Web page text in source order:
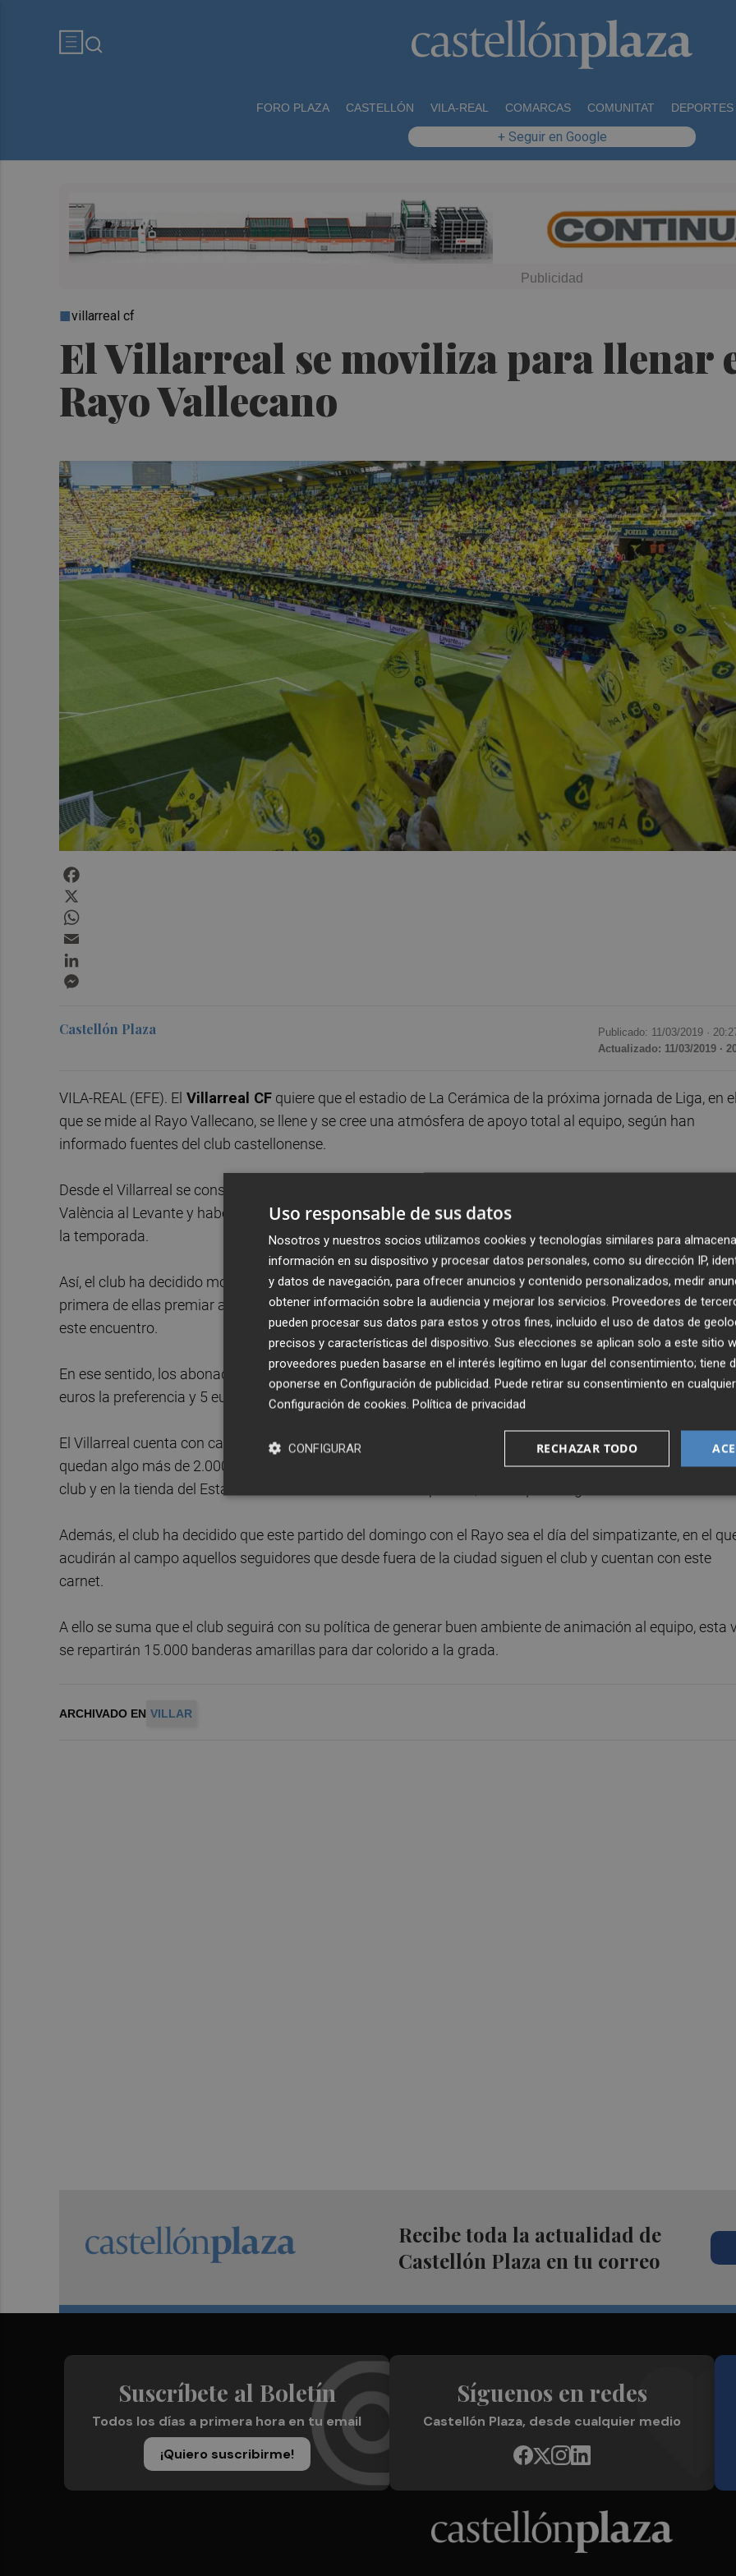
FORO PLAZA CASTELLÓN VILA-REAL COMARCAS COMUNITAT DEPORTES
+ Seguir en Google
El Villarreal se moviliza para llenar
Rayo Vallecano
villarreal cf
Castellón Plaza Publicado: 11/03/2019 ·
Actualizado: 11/03/2019 ·
VILA-REAL (EFE). El Villarreal CF quiere que el estadio de La Cerámica de la próxima jornada de Liga, en el
que se mide al Rayo Vallecano, se llene y se cree una atmósfera de apoyo total al equipo, según han
informado fuentes del club castellonense.
Desde el Villarreal se considera que el partido ante el Rayo es vital después de vencer en el Ciutat de
València al Levante y haber abandonado la zona de descenso para dar el impulso definitivo al equipo y
la temporada.
Así, el club ha decidido movilizarse para poder llenar el campo y ha puesto en marcha varias iniciativas, la
primera de ellas premiar a los aficionados para que estos puedan comprar entradas a precio reducido
este encuentro.
En ese sentido, los abonados VIP Oro y Plata podrán comprar entradas a un precio de 15 euros la tribuna,
euros la preferencia y 5 euros al grada general.
El Villarreal cuenta con casi 19.000 abonados para un aforo de algo más de 21.000 asientos, con lo que
quedan algo más de 2.000 entradas para los aficionados que deseen retirarlas en las tiendas oficiales del
club y en la tienda del Estadio de la Cerámica en el día del partido, hasta que se agoten.
Además, el club ha decidido que este partido del domingo con el Rayo sea el día del simpatizante, en el
acudirán al campo aquellos seguidores que desde fuera de la ciudad siguen el club y cuentan con este
carnet.
A ello se suma que el club seguirá con su política de generar buen ambiente de animación al equipo, esta
se repartirán 15.000 banderas amarillas para dar colorido a la grada.
ARCHIVADO EN VILLAR
Recibe toda la actualidad de
Castellón Plaza en tu correo
Suscríbete al Boletín
Todos los días a primera hora en tu email
¡Quiero suscribirme!
Síguenos en redes
Castellón Plaza, desde cualquier medio
Uso responsable de sus datos
Nosotros y nuestros socios utilizamos cookies y tecnologías similares para
información en su dispositivo y procesar datos personales, como su dirección IP,
y datos de navegación, para ofrecer anuncios y contenido personalizados, medir
obtener información sobre la audiencia y mejorar los servicios. Proveedores de
pueden procesar sus datos para estos y otros fines, incluido el uso de datos de
precisos y características del dispositivo. Sus elecciones se aplican solo a este sitio
proveedores pueden basarse en el interés legítimo en lugar del consentimiento; tiene
oponerse en Configuración de publicidad. Puede retirar su consentimiento en
Configuración de cookies. Política de privacidad
RECHAZAR TODO
CONFIGURAR